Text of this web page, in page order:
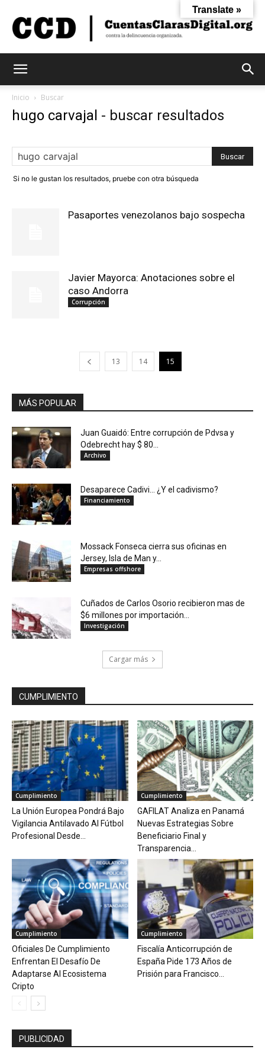
Inicio Buscar
hugo carvajal - buscar resultados
Si no le gustan los resultados, pruebe con otra búsqueda
Pasaportes venezolanos bajo sospecha
Javier Mayorca: Anotaciones sobre el
caso Andorra
Corrupción
13 14 15
MÁS POPULAR
Juan Guaidó: Entre corrupción de Pdvsa y
Odebrecht hay $ 80...
Archivo
Desaparece Cadivi… ¿Y el cadivismo?
Financiamiento
Mossack Fonseca cierra sus oficinas en
Jersey, Isla de Man y...
Empresas offshore
Cuñados de Carlos Osorio recibieron mas de
$6 millones por importación...
Investigación
Cargar más
CUMPLIMIENTO
Cumplimiento
La Unión Europea Pondrá Bajo
Vigilancia Antilavado Al Fútbol
Profesional Desde...
Cumplimiento
GAFILAT Analiza en Panamá
Nuevas Estrategias Sobre
Beneficiario Final y
Transparencia...
Cumplimiento
Oficiales De Cumplimiento
Enfrentan El Desafío De
Adaptarse Al Ecosistema
Cripto
Cumplimiento
Fiscalía Anticorrupción de
España Pide 173 Años de
Prisión para Francisco...
PUBLICIDAD
Translate »